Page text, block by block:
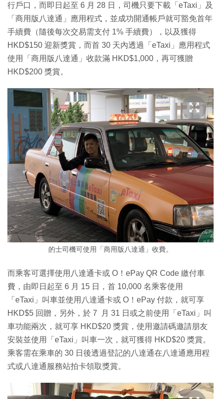
行戶口，而即日起至 6 月 28 日，司機只要下載「eTaxi」及
「商用版八達通」應用程式，並成功開通帳戶就可豁免首年
手續費（隨後每次交易需支付 1% 手續費），以及獲得
HKD$150 迎新獎賞，而首 30 天內透過「eTaxi」應用程式
使用「商用版八達通」收款滿 HKD$1,000，再可獲贈
HKD$200 獎賞。
的士司機可使用「商用版八達通」收費。
而乘客可選擇使用八達通卡或 O！ePay QR Code 繳付車
費，由即日起至 6 月 15 日，首 10,000 名乘客使用
「eTaxi」叫車並使用八達通卡或 O！ePay 付款，就可享
HKD$5 回贈，另外，於 7 月 31 日或之前使用「eTaxi」叫
車功能兩次，就可享 HKD$20 獎賞，使用邀請碼邀請朋友
安裝並使用「eTaxi」叫車一次，就可獲得 HKD$20 獎賞。
乘客需在乘車的 30 日後透過登記的八達通在八達通應用程
式或八達通服務站拍卡領取獎賞。